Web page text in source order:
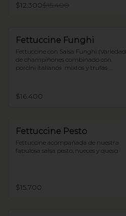
$12.300$15.400
Fettuccine Funghi
Fettuccine con Salsa Funghi (Variedad
de champiñones combinado con
porcini italianos  mixtos y trufas
$16.400
Fettuccine Pesto
Fettuccine acompañada de nuestra
fabulosa salsa pesto, nueces y queso
$15.700